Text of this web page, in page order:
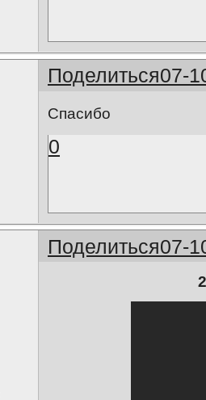
Поделиться07-
Спасибо
0
Поделиться07-